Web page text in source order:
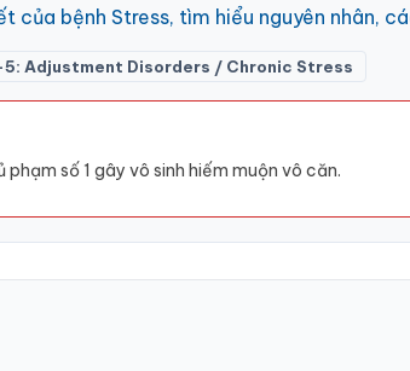
bệnh Stress, tìm hiểu nguyên nhân,
5: Adjustment Disorders / Chronic Stress
số 1 gây vô sinh hiếm muộn vô căn.